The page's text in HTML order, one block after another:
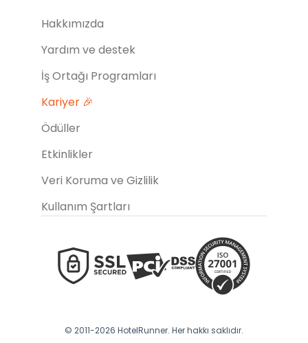
Hakkımızda
Yardım ve destek
İş Ortağı Programları
Kariyer 🎉
Ödüller
Etkinlikler
Veri Koruma ve Gizlilik
Kullanım Şartları
© 2011-2026 HotelRunner. Her hakkı saklıdır.